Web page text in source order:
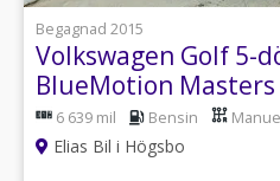
Begagnad 2015
Volkswagen Golf 5-
BlueMotion Masters
6 639 mil Bensin
Elias Bil i Högsbo